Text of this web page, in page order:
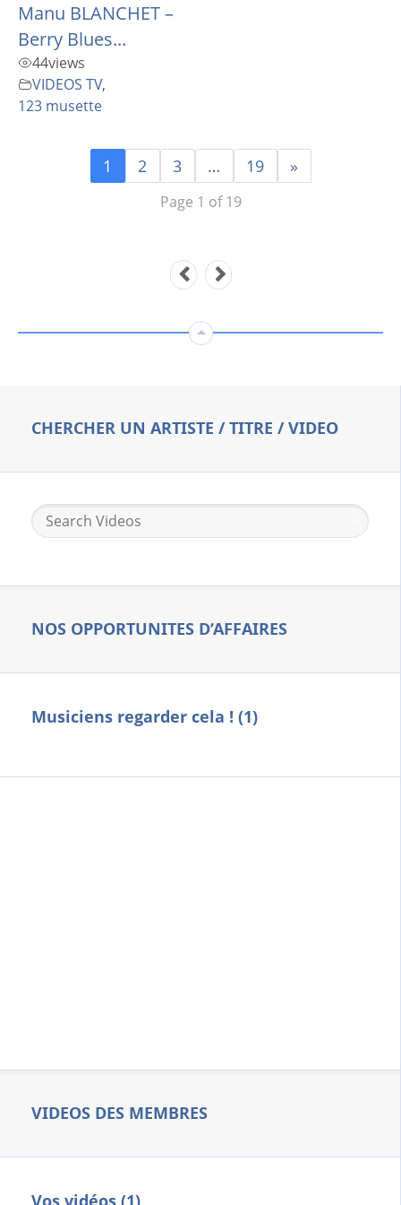
Manu BLANCHET –
Berry Blues...
44views
VIDEOS TV,
123 musette
1 2 3 … 19 »
Page 1 of 19
CHERCHER UN ARTISTE / TITRE / VIDEO
NOS OPPORTUNITES D’AFFAIRES
Musiciens regarder cela ! (1)
VIDEOS DES MEMBRES